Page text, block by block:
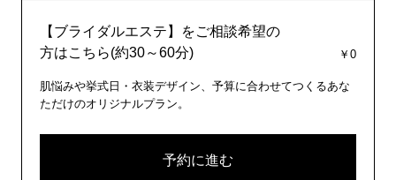
【ブライダルエステ】をご相談希望の
方はこちら(約30～60分)
￥0
肌悩みや挙式日・衣装デザイン、予算に合わせてつくるあな
ただけのオリジナルプラン。
予約に進む